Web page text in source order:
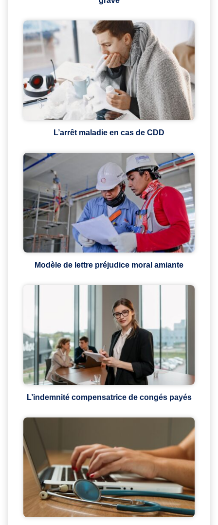
L’arrêt maladie en cas de CDD
Modèle de lettre préjudice moral amiante
L’indemnité compensatrice de congés payés